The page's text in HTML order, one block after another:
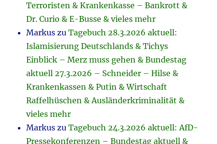
Terroristen & Krankenkasse – Bankrott &
Dr. Curio & E-Busse & vieles mehr
Markus zuTagebuch 28.3.2026 aktuell:
Islamisierung Deutschlands & Tichys
Einblick – Merz muss gehen & Bundestag
aktuell 27.3.2026 – Schneider – Hilse &
Krankenkassen & Putin & Wirtschaft
Raffelhüschen & Ausländerkriminalität &
vieles mehr
Markus zuTagebuch 24.3.2026 aktuell: AfD-
Pressekonferenzen – Bundestag aktuell &